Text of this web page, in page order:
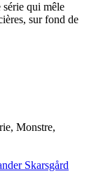
qui mêle
sur fond de
Monstre,
Skarsgård